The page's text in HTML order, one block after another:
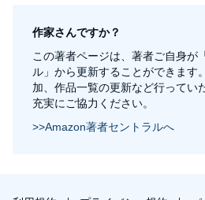
作家さんですか？
この著者ページは、著者ご自身が
ル」から更新することができます
加、作品一覧の更新など行ってい
充実にご協力ください。
>>Amazon著者セントラルへ